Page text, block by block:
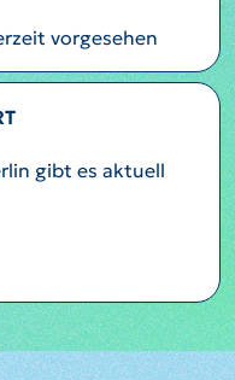
vorgesehen
gibt es aktuell